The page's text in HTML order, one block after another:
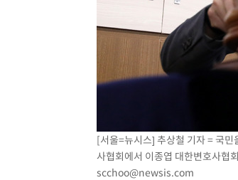
[서울=뉴시스] 추상철 기자 = 국
사협회에서 이종엽 대한변호사협
scchoo@newsis.com